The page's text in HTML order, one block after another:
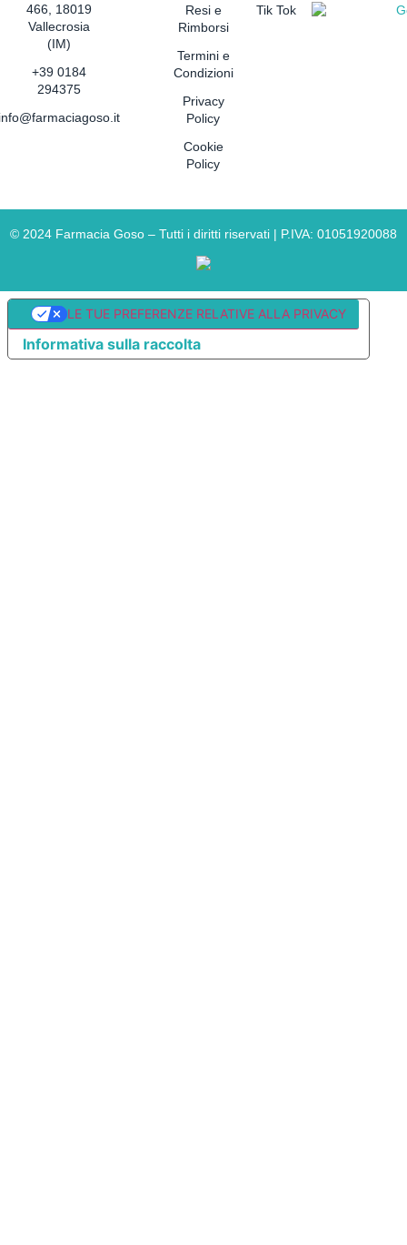
466, 18019
Vallecrosia
(IM)
+39 0184
294375
Resi e
Rimborsi
Termini e
Condizioni
Privacy
Policy
Cookie
Policy
Tik Tok
© 2024 Farmacia Goso – Tutti i diritti riservati | P.IVA: 01051920088
Informativa sulla raccolta
LE TUE PREFERENZE RELATIVE ALLA PRIVACY